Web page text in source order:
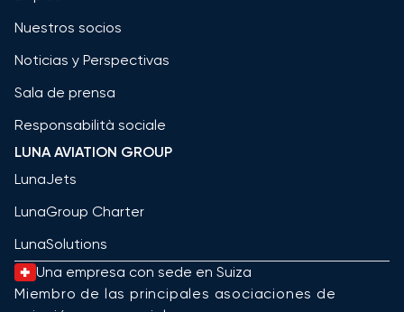
Nuestros socios
Noticias y Perspectivas
Sala de prensa
Responsabilità sociale
LUNA AVIATION GROUP
LunaJets
LunaGroup Charter
LunaSolutions
Una empresa con sede en Suiza
Miembro de las principales asociaciones de